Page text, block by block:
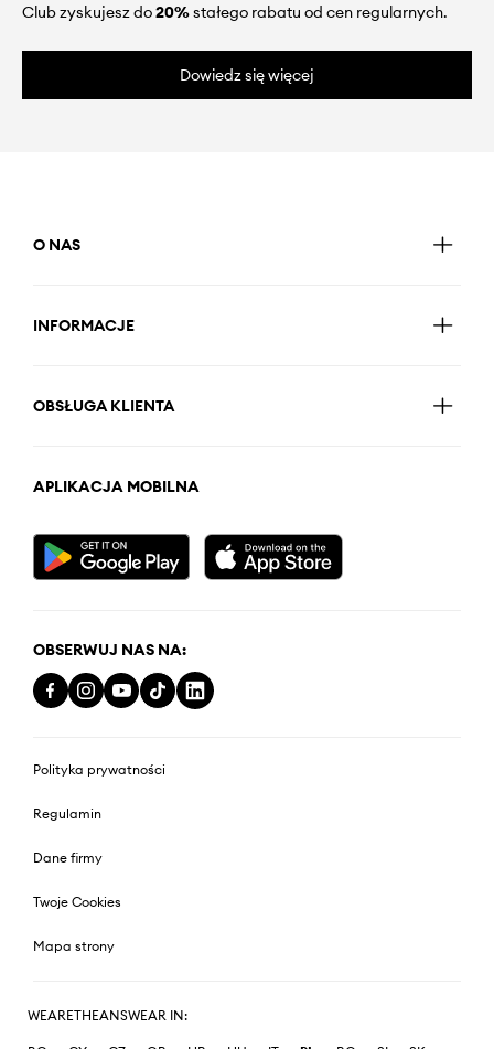
Club zyskujesz do20%stałego rabatu od cen regularnych.
Dowiedz się więcej
O NAS
INFORMACJE
OBSŁUGA KLIENTA
APLIKACJA MOBILNA
OBSERWUJ NAS NA:
Polityka prywatności
Regulamin
Dane firmy
Twoje Cookies
Mapa strony
WEARETHEANSWEAR IN: